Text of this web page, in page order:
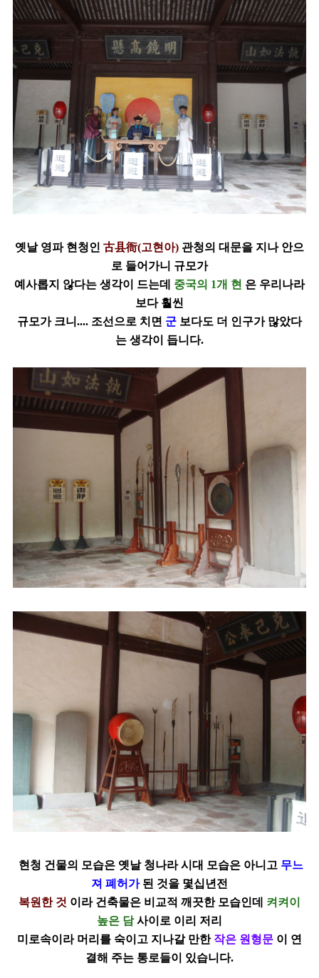
옛날 영파 현청인 古县衙(고현아) 관청의 대문을 지나 안으
로 들어가니 규모가
예사롭지 않다는 생각이 드는데 중국의 1개 현 은 우리나라
보다 훨씬
규모가 크니.... 조선으로 치면 군 보다도 더 인구가 많았다
는 생각이 듭니다.
현청 건물의 모습은 옛날 청나라 시대 모습은 아니고 무느
져 폐허가 된 것을 몇십년전
복원한 것 이라 건축물은 비교적 깨끗한 모습인데 켜켜이
높은 담사이로 이리 저리
미로속이라 머리를 숙이고 지나갈 만한 작은 원형문 이 연
결해 주는 통로들이 있습니다.